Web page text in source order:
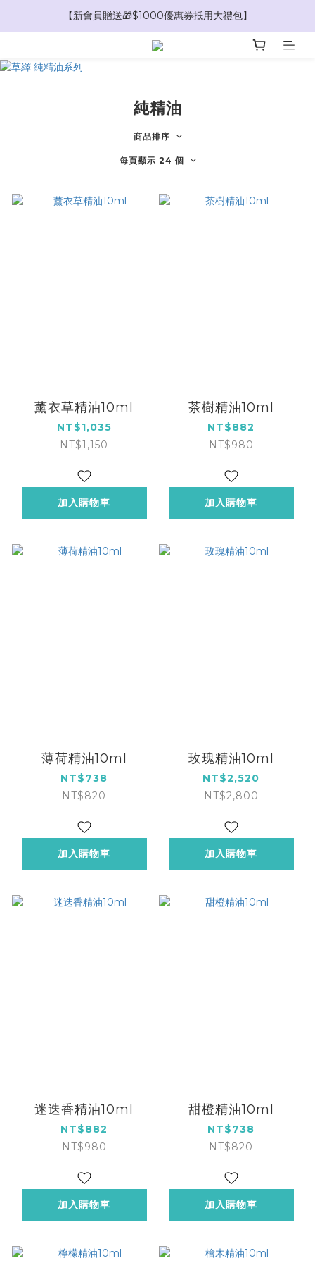
【限時爸氣加碼🧔消費滿$1888現折$188】
【新會員贈送🎁$1000優惠券抵用大禮包】
【限時爸氣加碼🧔消費滿$1888現折$188】
純精油
商品排序
每頁顯示 24 個
薰衣草精油10ml
NT$1,035
NT$1,150
加入購物車
茶樹精油10ml
NT$882
NT$980
加入購物車
薄荷精油10ml
NT$738
NT$820
加入購物車
玫瑰精油10ml
NT$2,520
NT$2,800
加入購物車
迷迭香精油10ml
NT$882
NT$980
加入購物車
甜橙精油10ml
NT$738
NT$820
加入購物車